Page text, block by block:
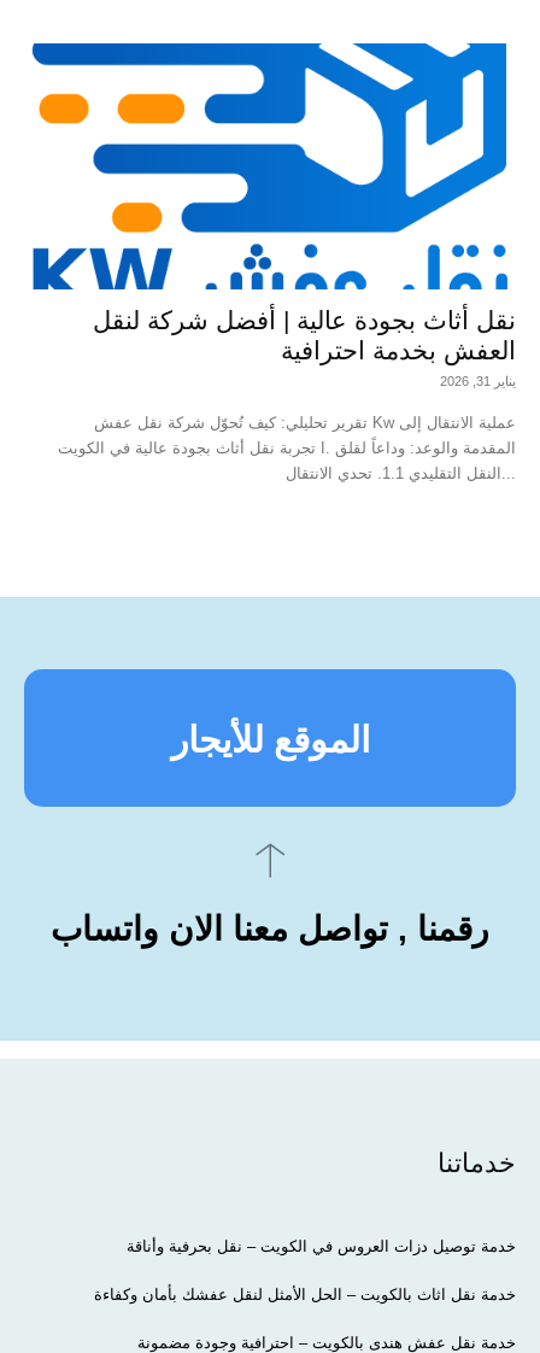
نقل أثاث بجودة عالية | أفضل شركة لنقل
العفش بخدمة احترافية
يناير 31, 2026
تقرير تحليلي: كيف تُحوّل شركة نقل عفش Kw عملية الانتقال إلى
تجربة نقل أثاث بجودة عالية في الكويت I. المقدمة والوعد: وداعاً لقلق
النقل التقليدي 1.1. تحدي الانتقال...
الموقع للأيجار
رقمنا , تواصل معنا الان واتساب
خدماتنا
خدمة توصيل دزات العروس في الكويت – نقل بحرفية وأناقة
خدمة نقل اثاث بالكويت – الحل الأمثل لنقل عفشك بأمان وكفاءة
خدمة نقل عفش هندى بالكويت – احترافية وجودة مضمونة